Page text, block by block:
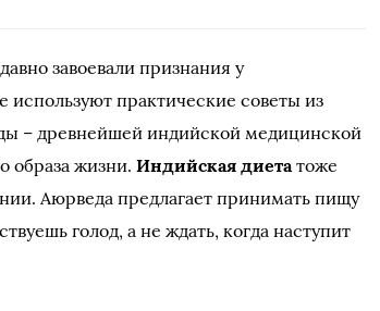
завоевали признания у
используют практические советы из
– древнейшей индийской медицинской
образа жизни.Индийская диетатоже
Аюрведа предлагает принимать пищу
голод, а не ждать, когда наступит